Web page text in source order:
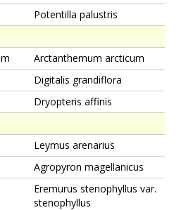
Potentilla palustris
Arctanthemum arcticum
Digitalis grandiflora
Dryopteris affinis
Leymus arenarius
Agropyron magellanicus
Eremurus stenophyllus var.
stenophyllus